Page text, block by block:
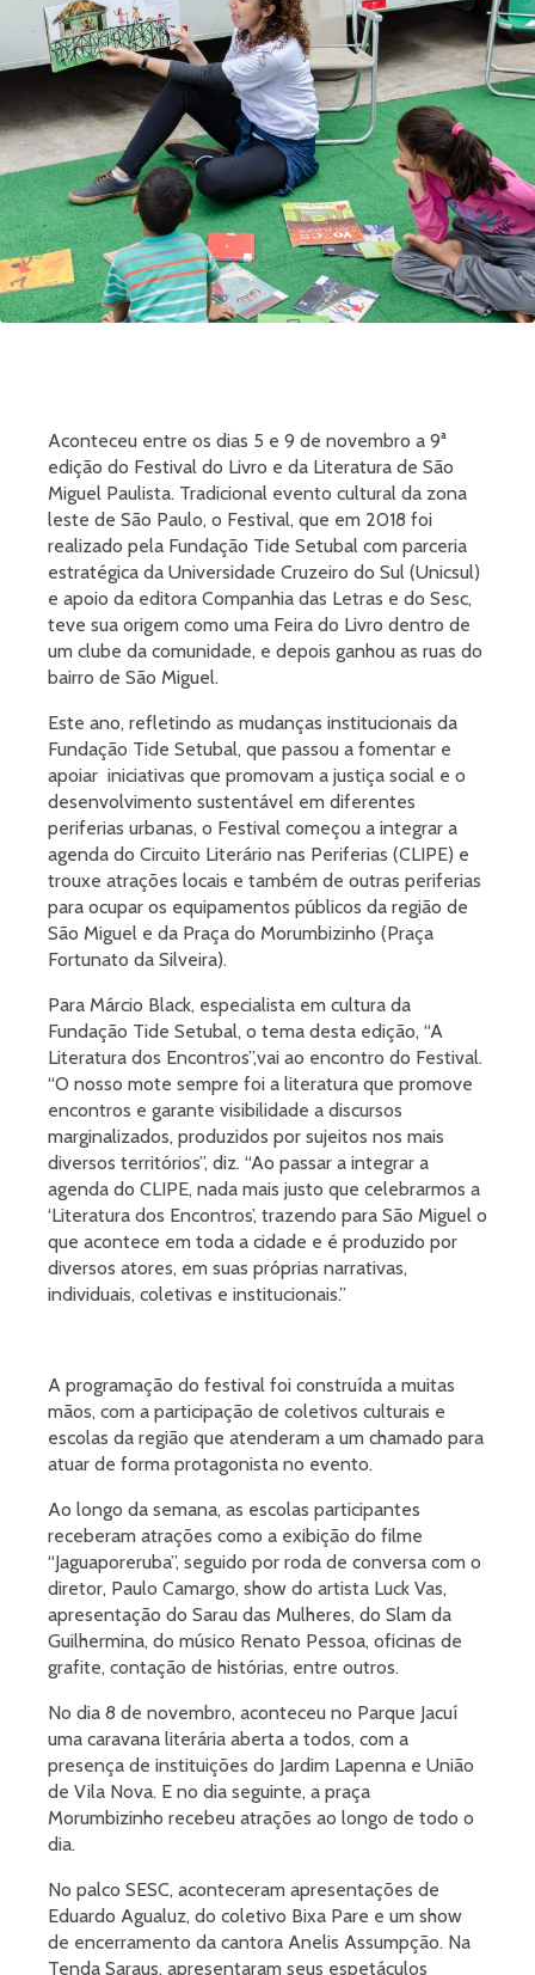
Aconteceu entre os dias 5 e 9 de novembro a 9ª
edição do Festival do Livro e da Literatura de São
Miguel Paulista. Tradicional evento cultural da zona
leste de São Paulo, o Festival, que em 2018 foi
realizado pela Fundação Tide Setubal com parceria
estratégica da Universidade Cruzeiro do Sul (Unicsul)
e apoio da editora Companhia das Letras e do Sesc,
teve sua origem como uma Feira do Livro dentro de
um clube da comunidade, e depois ganhou as ruas do
bairro de São Miguel.
Este ano, refletindo as mudanças institucionais da
Fundação Tide Setubal, que passou a fomentar e
apoiar iniciativas que promovam a justiça social e o
desenvolvimento sustentável em diferentes
periferias urbanas, o Festival começou a integrar a
agenda do Circuito Literário nas Periferias (CLIPE) e
trouxe atrações locais e também de outras periferias
para ocupar os equipamentos públicos da região de
São Miguel e da Praça do Morumbizinho (Praça
Fortunato da Silveira).
Para Márcio Black, especialista em cultura da
Fundação Tide Setubal, o tema desta edição, “A
Literatura dos Encontros”,vai ao encontro do Festival.
“O nosso mote sempre foi a literatura que promove
encontros e garante visibilidade a discursos
marginalizados, produzidos por sujeitos nos mais
diversos territórios”, diz. “Ao passar a integrar a
agenda do CLIPE, nada mais justo que celebrarmos a
‘Literatura dos Encontros’, trazendo para São Miguel o
que acontece em toda a cidade e é produzido por
diversos atores, em suas próprias narrativas,
individuais, coletivas e institucionais.”
A programação do festival foi construída a muitas
mãos, com a participação de coletivos culturais e
escolas da região que atenderam a um chamado para
atuar de forma protagonista no evento.
Ao longo da semana, as escolas participantes
receberam atrações como a exibição do filme
“Jaguaporeruba”, seguido por roda de conversa com o
diretor, Paulo Camargo, show do artista Luck Vas,
apresentação do Sarau das Mulheres, do Slam da
Guilhermina, do músico Renato Pessoa, oficinas de
grafite, contação de histórias, entre outros.
No dia 8 de novembro, aconteceu no Parque Jacuí
uma caravana literária aberta a todos, com a
presença de instituições do Jardim Lapenna e União
de Vila Nova. E no dia seguinte, a praça
Morumbizinho recebeu atrações ao longo de todo o
dia.
No palco SESC, aconteceram apresentações de
Eduardo Agualuz, do coletivo Bixa Pare e um show
de encerramento da cantora Anelis Assumpção. Na
Tenda Saraus, apresentaram seus espetáculos